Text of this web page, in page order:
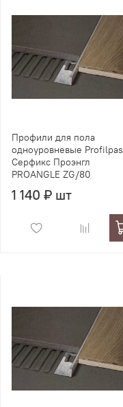
Профили для пола
одноуровневые Profilpas
Серфикс Проэнгл
PROANGLE ZG/80
1 140 ₽ шт